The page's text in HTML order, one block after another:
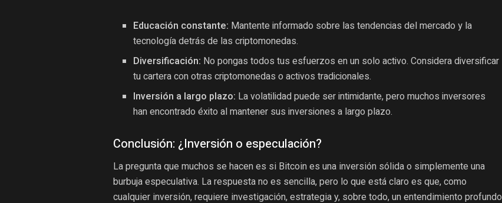
Educación constante: Mantente informado sobre las tendencias del mercado y la
tecnología detrás de las criptomonedas.
Diversificación: No pongas todos tus esfuerzos en un solo activo. Considera diversificar
tu cartera con otras criptomonedas o activos tradicionales.
Inversión a largo plazo: La volatilidad puede ser intimidante, pero muchos inversores
han encontrado éxito al mantener sus inversiones a largo plazo.
Conclusión: ¿Inversión o especulación?
La pregunta que muchos se hacen es si Bitcoin es una inversión sólida o simplemente una
burbuja especulativa. La respuesta no es sencilla, pero lo que está claro es que, como
cualquier inversión, requiere investigación, estrategia y, sobre todo, un entendimiento profundo